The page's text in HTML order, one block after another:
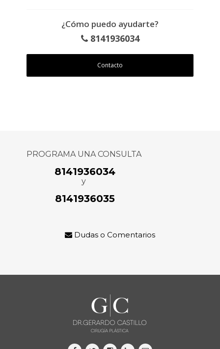
¿Cómo puedo ayudarte?
8141936034
Contacto
PROGRAMA UNA CONSULTA
8141936034
y
8141936035
Dudas o Comentarios